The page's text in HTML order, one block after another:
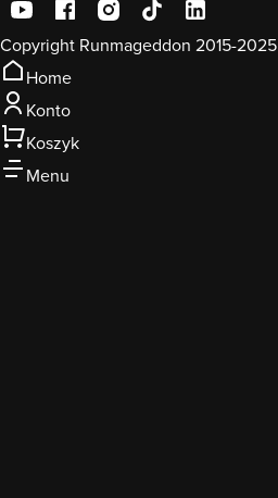
Copyright Runmageddon 2015-2025
Home
Konto
Koszyk
Menu